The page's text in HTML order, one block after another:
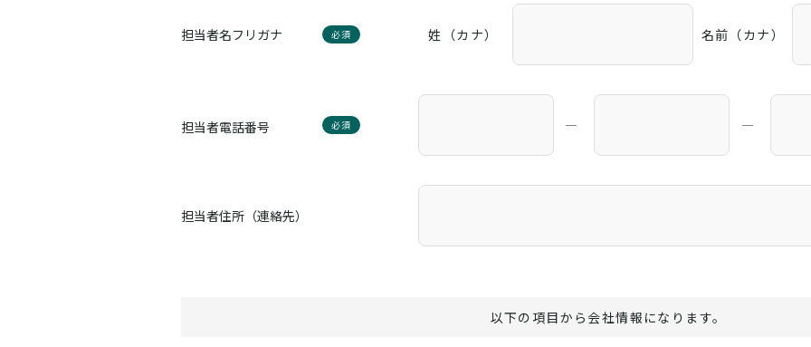
担当者名フリガナ 必須 姓（カナ） 名前（カナ）
担当者電話番号 必須 ― ―
担当者住所（連絡先）
以下の項目から会社情報になります。